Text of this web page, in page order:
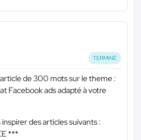
TERMINÉ
de 300 mots sur le theme :
Facebook ads adapté à votre
des articles suivants :
***